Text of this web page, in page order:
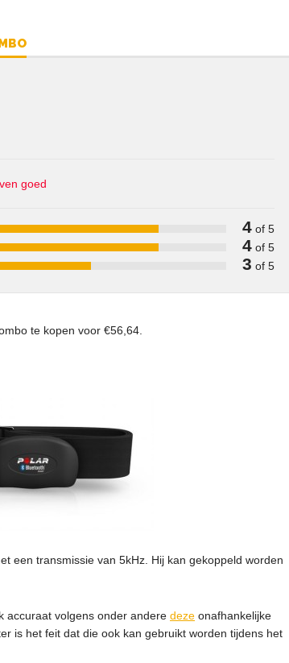
goed
4 of 5
4 of 5
3 of 5
te kopen voor €56,64.
een transmissie van 5kHz. Hij kan gekoppeld worden
accuraat volgens onder andere deze onafhankelijke
is het feit dat die ook kan gebruikt worden tijdens het